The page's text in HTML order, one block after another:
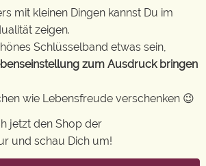
mit kleinen Dingen kannst Du im
zeigen.
Schlüsselband etwas sein,
zum Ausdruck bringen
wie Lebensfreude verschenken 😉
jetzt den Shop der
und schau Dich um!